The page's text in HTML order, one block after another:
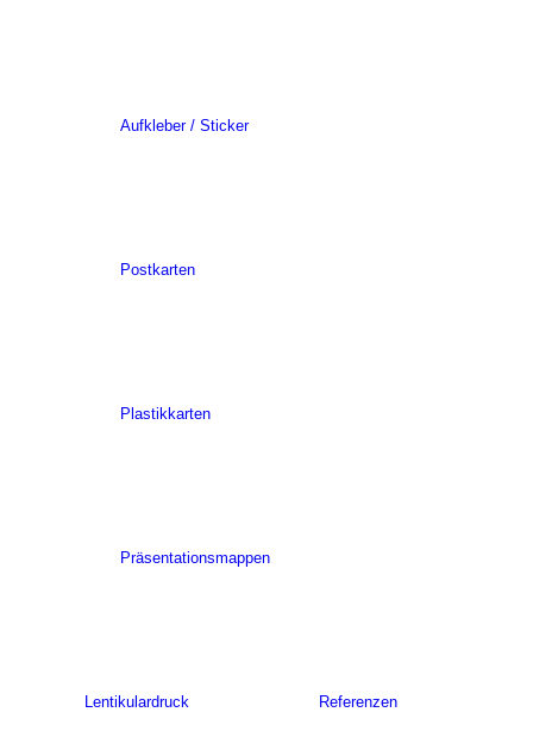
Aufkleber / Sticker
Postkarten
Plastikkarten
Präsentationsmappen
Lentikulardruck Referenzen